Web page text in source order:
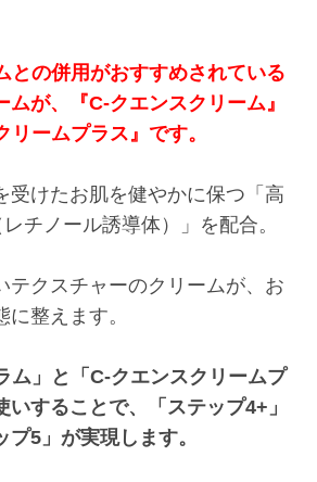
との併用がおすすめされている
が、『C-クエンスクリーム』
リームプラス』です。
受けたお肌を健やかに保つ「高
チノール誘導体）」を配合。
テクスチャーのクリームが、お
整えます。
ム」と「C-クエンスクリームプ
いすることで、「ステップ4+」
5」が実現します。